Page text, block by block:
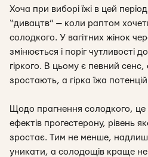
Хоча при виборі їжі в цей
“дивацтв” — коли раптом
солодкого. У вагітних жінок
змінюється і поріг чутливості
гіркого. В цьому є певний
зростають, а гірка їжа
Щодо прагнення солодкого, це
ефектів прогестерону, рівень
зростає. Тим не менше,
уникати, а солодощів краще